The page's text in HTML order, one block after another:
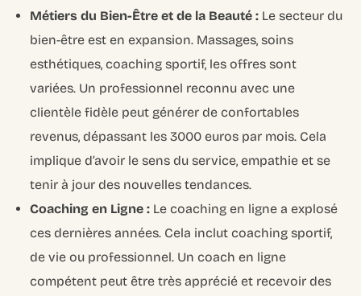
Métiers du Bien-Être et de la Beauté : Le secteur du
bien-être est en expansion. Massages, soins
esthétiques, coaching sportif, les offres sont
variées. Un professionnel reconnu avec une
clientèle fidèle peut générer de confortables
revenus, dépassant les 3000 euros par mois. Cela
implique d’avoir le sens du service, empathie et se
tenir à jour des nouvelles tendances.
Coaching en Ligne : Le coaching en ligne a explosé
ces dernières années. Cela inclut coaching sportif,
de vie ou professionnel. Un coach en ligne
compétent peut être très apprécié et recevoir des